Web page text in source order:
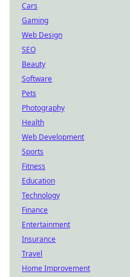
Cars
Gaming
Web Design
SEO
Beauty
Software
Pets
Photography
Health
Web Development
Sports
Fitness
Education
Technology
Finance
Entertainment
Insurance
Travel
Home Improvement